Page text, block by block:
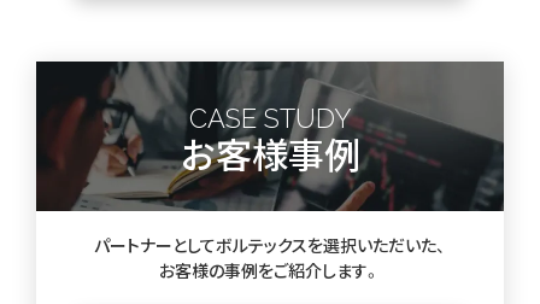
CASE STUDY
お客様事例
パートナーとしてボルテックスを選択いただいた、
お客様の事例をご紹介します。